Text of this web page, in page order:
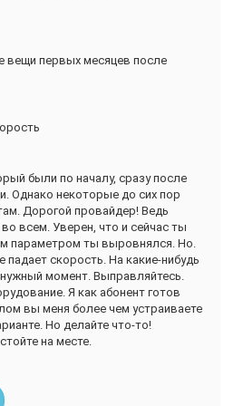
первый месяц бесплатно – но
полную катушку ). Потом
должна так говорить, но
можете на полгода оформить
полгода по акции.» Делать
бегать с родителями и туда-
Как говорится – на кой
В общем, еле-еле
дня мне позвонил их техник на
и втирал мне, что ай-ай-ай, как же
И скорость классная будет
век), и качать будет быстро.
скоростей у меня ноут будет
что у меня ноут сломан, что
таким тоном это говорилось,
со старой сломанной техникой
рай, а я вот сижу и лапками
вещи первых месяцев после
были по началу, сразу после
Однако некоторые до сих пор
Дорогой провайдер! Ведь
всем. Уверен, что и сейчас ты
параметром ты выровнялся. Но.
падает скорость. На какие-нибудь
момент. Выправляйтесь.
Я как абонент готов
вы меня более чем устраиваете
Но делайте что-то!
на месте.